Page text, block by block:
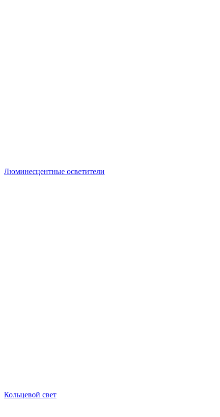
Люминесцентные осветители
Кольцевой свет